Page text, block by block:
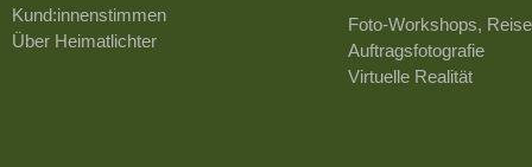
Kund:innenstimmen
Über Heimatlichter
Foto-Workshops,
Auftragsfotografie
Virtuelle Realität